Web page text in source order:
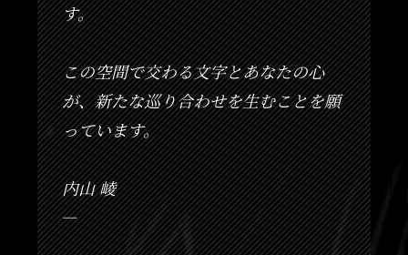
す。
この空間で交わる文字とあなたの心
が、新たな巡り合わせを生むことを願
っています。
内山 崚
—